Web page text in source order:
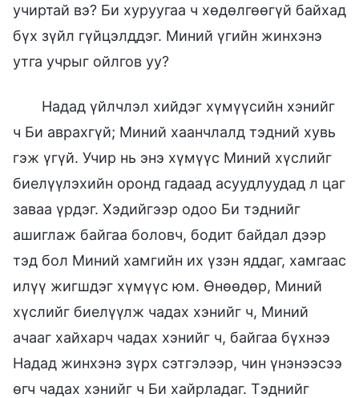
учиртай вэ? Би хуруугаа ч хөдөлгөөгүй байхад
бүх зүйл гүйцэлддэг. Миний үгийн жинхэнэ
утга учрыг ойлгов уу?
Надад үйлчлэл хийдэг хүмүүсийн хэнийг
ч Би аврахгүй; Миний хаанчлалд тэдний хувь
гэж үгүй. Учир нь энэ хүмүүс Миний хүслийг
биелүүлэхийн оронд гадаад асуудлуудад л цаг
заваа үрдэг. Хэдийгээр одоо Би тэднийг
ашиглаж байгаа боловч, бодит байдал дээр
тэд бол Миний хамгийн их үзэн яддаг, хамгаас
илүү жигшдэг хүмүүс юм. Өнөөдөр, Миний
хүслийг биелүүлж чадах хэнийг ч, Миний
ачааг хайхарч чадах хэнийг ч, байгаа бүхнээ
Надад жинхэнэ зүрх сэтгэлээр, чин үнэнээсээ
өгч чадах хэнийг ч Би хайрладаг. Тэднийг